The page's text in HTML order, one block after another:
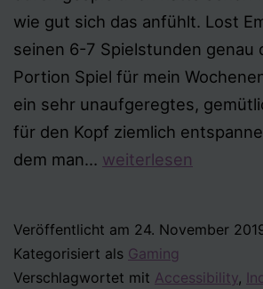
wie gut sich das anfühlt. Lost
seinen 6-7 Spielstunden genau
Portion Spiel für mein
ein sehr unaufgeregtes,
für den Kopf ziemlich
dem man… Lost
weiterlesen
Veröffentlicht am 24. November
Kategorisiert als Gaming
Verschlagwortet mit Accessibility,